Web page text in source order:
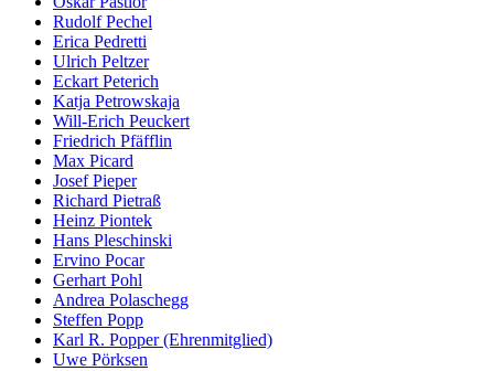
Rudolf Pechel
Erica Pedretti
Ulrich Peltzer
Eckart Peterich
Katja Petrowskaja
Will-Erich Peuckert
Friedrich Pfäfflin
Max Picard
Josef Pieper
Richard Pietraß
Heinz Piontek
Hans Pleschinski
Ervino Pocar
Gerhart Pohl
Andrea Polaschegg
Steffen Popp
Karl R. Popper (Ehrenmitglied)
Uwe Pörksen